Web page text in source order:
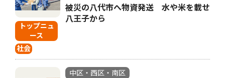
トップニュ
ース
社会
被災の八代市へ物資発送 水や米を載せ
八王子から
中区・西区・南区